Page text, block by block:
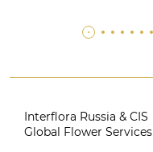
Interflora Russia & CIS
Global Flower Services